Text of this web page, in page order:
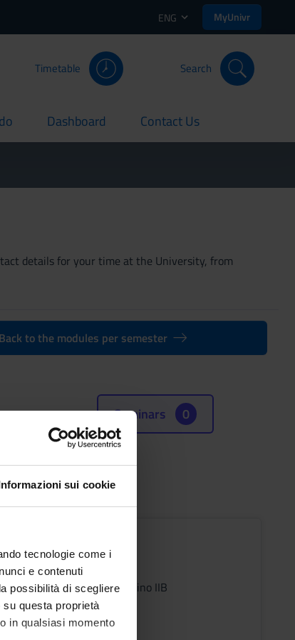
sui cookie
tecnologie come i
e contenuti
possibilità di scegliere
questa proprietà
in qualsiasi momento
ENG MyUnivr
Timetable Search
Dashboard
current Contact Us
current
details for your time at the University, from
Back to the modules per semester
Seminars 0
Semestrino IIB